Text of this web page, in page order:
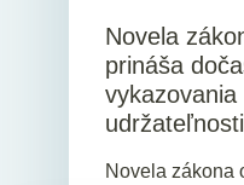
Novela
prináša
udržateľnosti
Novela zákona